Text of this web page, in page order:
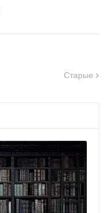
Старые